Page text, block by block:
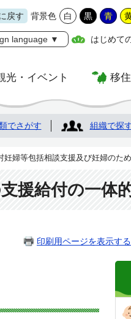
戻す 背景色 白 黒 青
language ▼ はじめて
光・イベント 移
でさがす 組織で探
妊婦等包括相談支援及び妊婦のた
援給付の一体
印刷用ページを表示する